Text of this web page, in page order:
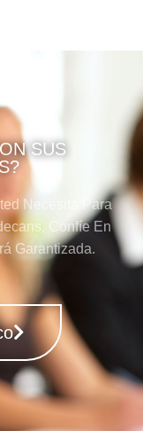
SUS
Necesita Para
Confíe En
Garantizada.